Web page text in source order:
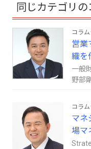
同じカテゴリの
コラ
営業
織を
一般
野部
コラ
マネ
場マ